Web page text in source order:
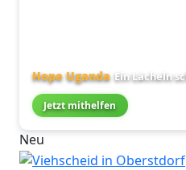
Hope Uganda Ein Lächeln
Jetzt mithelfen
Neu